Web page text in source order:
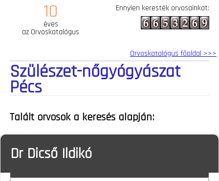
10
éves
az Orvoskatalógus
Ennyien keresték orvosainkat:
Orvoskatalógus főoldal >>>
Szülészet-nőgyógyászat
Pécs
Talált orvosok a keresés alapján:
Dr Dicső Ildikó